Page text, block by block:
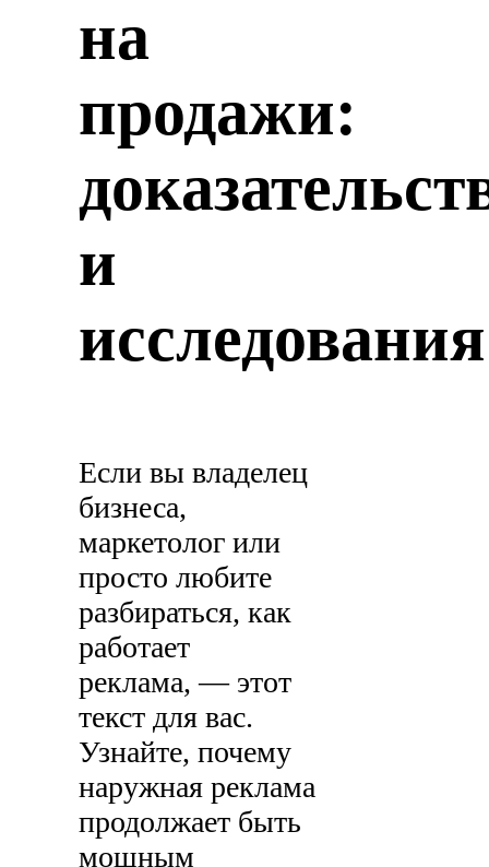
на
продажи:
и
исследования
Если вы владелец
бизнеса,
маркетолог или
просто любите
разбираться, как
работает
реклама, — этот
текст для вас.
Узнайте, почему
наружная реклама
продолжает быть
мощным